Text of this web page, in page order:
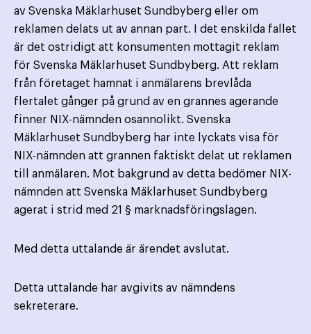
av Svenska Mäklarhuset Sundbyberg eller om
reklamen delats ut av annan part. I det enskilda fallet
är det ostridigt att konsumenten mottagit reklam
för Svenska Mäklarhuset Sundbyberg. Att reklam
från företaget hamnat i anmälarens brevlåda
flertalet gånger på grund av en grannes agerande
finner NIX-nämnden osannolikt. Svenska
Mäklarhuset Sundbyberg har inte lyckats visa för
NIX-nämnden att grannen faktiskt delat ut reklamen
till anmälaren. Mot bakgrund av detta bedömer NIX-
nämnden att Svenska Mäklarhuset Sundbyberg
agerat i strid med 21 § marknadsföringslagen.
Med detta uttalande är ärendet avslutat.
Detta uttalande har avgivits av nämndens
sekreterare.